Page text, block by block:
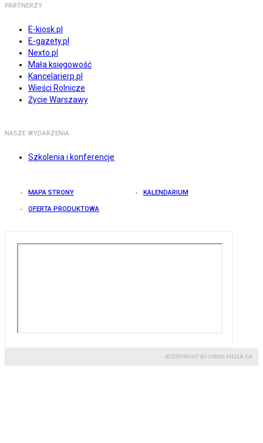
PARTNERZY
E-kiosk.pl
E-gazety.pl
Nexto.pl
Mała księgowość
Kancelarierp.pl
Wieści Rolnicze
Życie Warszawy
NASZE WYDARZENIA
Szkolenia i konferencje
MAPA STRONY KALENDARIUM
OFERTA PRODUKTOWA
© COPYRIGHT BY GREMI MEDIA SA